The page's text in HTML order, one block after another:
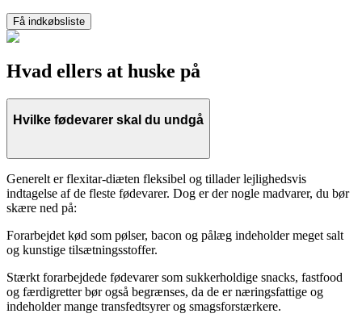
Få indkøbsliste
Hvad ellers at huske på
Hvilke fødevarer skal du undgå
Generelt er flexitar-diæten fleksibel og tillader lejlighedsvis
indtagelse af de fleste fødevarer. Dog er der nogle madvarer, du bør
skære ned på:
Forarbejdet kød som pølser, bacon og pålæg indeholder meget salt
og kunstige tilsætningsstoffer.
Stærkt forarbejdede fødevarer som sukkerholdige snacks, fastfood
og færdigretter bør også begrænses, da de er næringsfattige og
indeholder mange transfedtsyrer og smagsforstærkere.